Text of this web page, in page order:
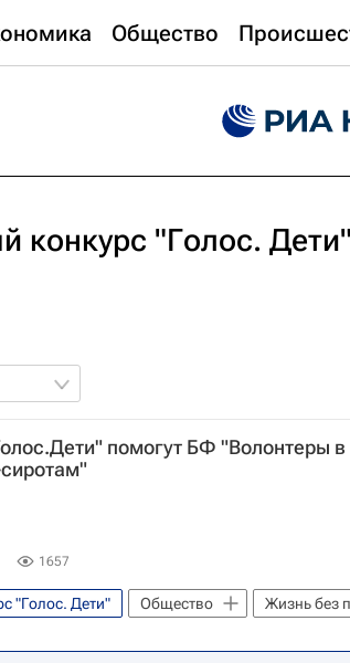
Общество
конкурс "Голос. Дети"
помогут БФ "Волонтеры в
1657
"Голос. Дети" Общество
Жизнь без